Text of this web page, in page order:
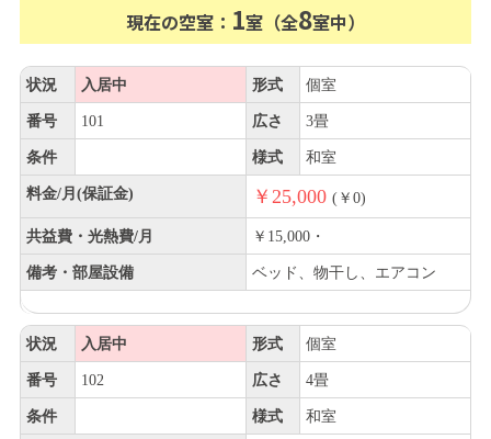
現在の空室： 1室（全8室中）
状況 入居中 形式 個室
番号 101 広さ 3畳
条件 様式 和室
料金/月(保証金) ￥25,000 (￥0)
共益費・光熱費/月 ￥15,000・
備考・部屋設備 ベッド、物干し、エアコン
状況 入居中 形式 個室
番号 102 広さ 4畳
条件 様式 和室